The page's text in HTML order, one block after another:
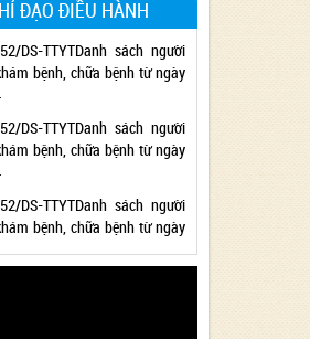
ĐẠO ĐIỀU HÀNH
DS-TTYTDanh sách người
bệnh, chữa bệnh từ ngày
DS-TTYTDanh sách người
bệnh, chữa bệnh từ ngày
DS-TTYTDanh sách người
bệnh, chữa bệnh từ ngày